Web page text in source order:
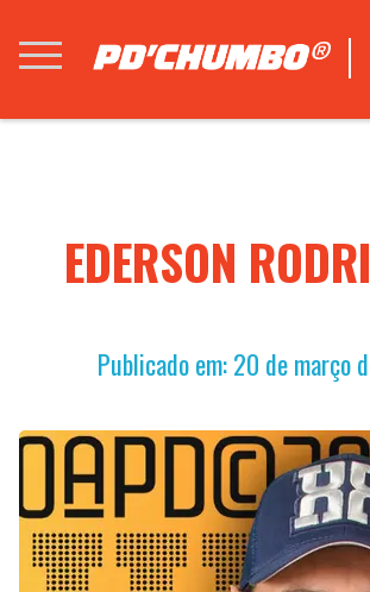
EDERSON
Publicado em: 20 de março